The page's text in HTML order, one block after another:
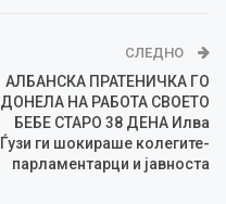
СЛЕДНО
АЛБАНСКА ПРАТЕНИЧКА ГО
ДОНЕЛА НА РАБОТА СВОЕТО
БЕБЕ СТАРО 38 ДЕНА Илва
Ѓузи ги шокираше колегите-
парламентарци и јавноста